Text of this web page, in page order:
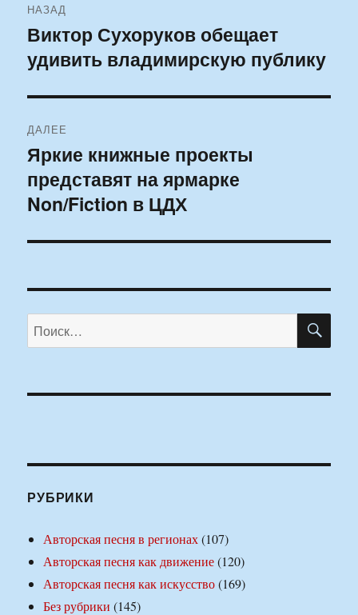
по
записям
НАЗАД
Предыдущая
запись:
Виктор Сухоруков обещает
удивить владимирскую публику
ДАЛЕЕ
Следующая
запись:
Яркие книжные проекты
представят на ярмарке
Non/Fiction в ЦДХ
Искать:
РУБРИКИ
Авторская песня в регионах(107)
Авторская песня как движение(120)
Авторская песня как искусство(169)
Без рубрики (145)